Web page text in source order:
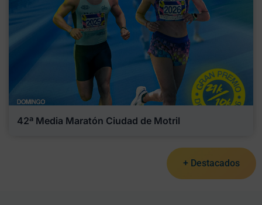
42ª Media Maratón Ciudad de Motril
+ Destacados